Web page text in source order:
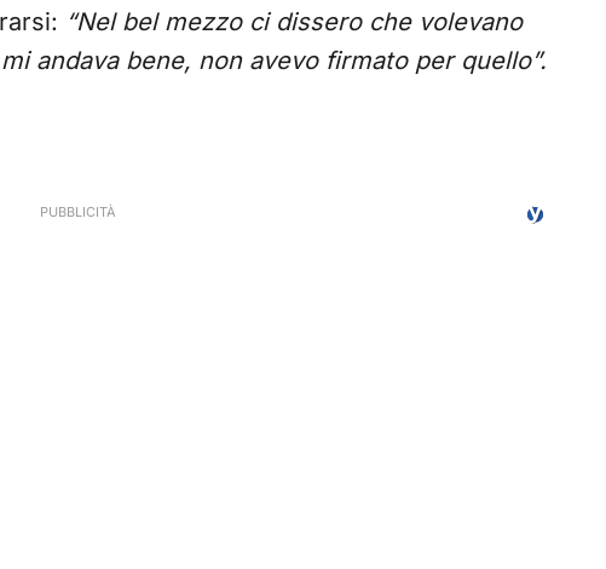
“Nel bel mezzo ci dissero che volevano
andava bene, non avevo firmato per quello”.